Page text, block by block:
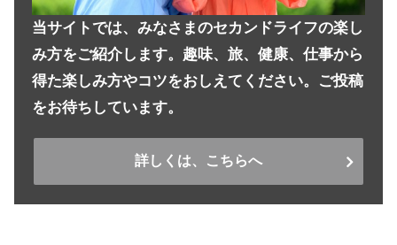
当サイトでは、みなさまのセカンドライフの楽し
み方をご紹介します。趣味、旅、健康、仕事から
得た楽しみ方やコツをおしえてください。ご投稿
をお待ちしています。
詳しくは、こちらへ